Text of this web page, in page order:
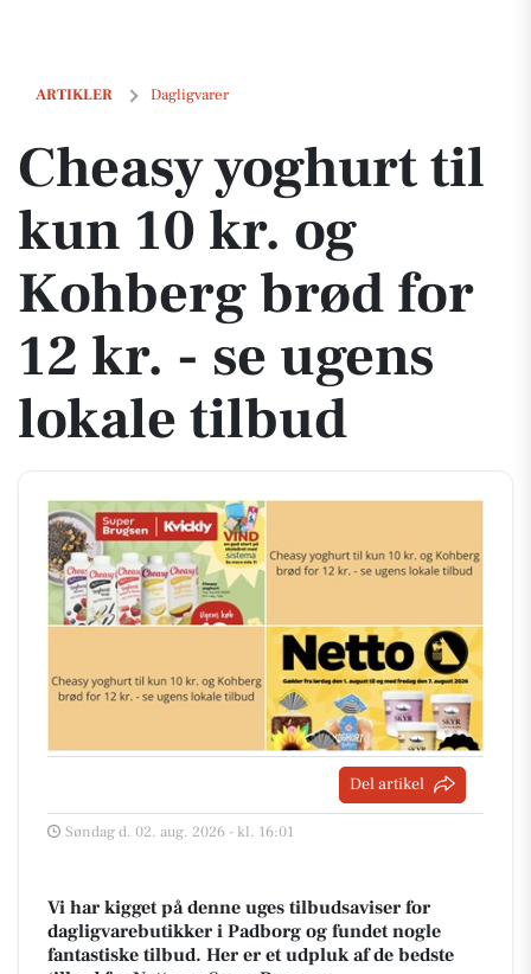
ARTIKLER Dagligvarer
Cheasy yoghurt til kun 10 kr. og Kohberg brød for 12 kr. - se ugens
Cheasy yoghurt til
kun 10 kr. og
Kohberg brød for
12 kr. - se ugens
lokale tilbud
Del artikel
Søndag d. 02. aug. 2026 - kl. 16:01
Vi har kigget på denne uges tilbudsaviser for
dagligvarebutikker i Padborg og fundet nogle
fantastiske tilbud. Her er et udpluk af de bedste